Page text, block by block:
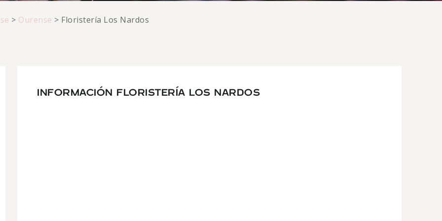
> Ourense > Floristería Los Nardos
INFORMACIÓN FLORISTERÍA LOS NARDOS